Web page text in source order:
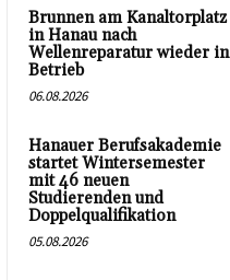
Brunnen am Kanaltorplatz
in Hanau nach
Wellenreparatur wieder in
Betrieb
06.08.2026
Hanauer Berufsakademie
startet Wintersemester
mit 46 neuen
Studierenden und
Doppelqualifikation
05.08.2026